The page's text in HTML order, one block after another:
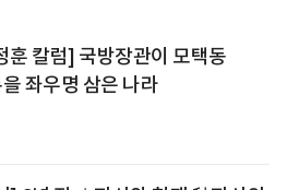
훈 칼럼] 국방장관이 모택동
좌우명 삼은 나라